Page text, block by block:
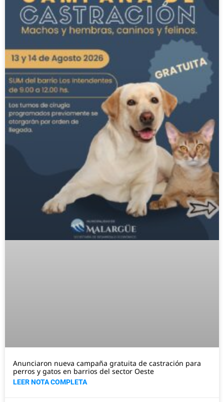
Anunciaron nueva campaña gratuita de castración para
perros y gatos en barrios del sector Oeste
LEER NOTA COMPLETA